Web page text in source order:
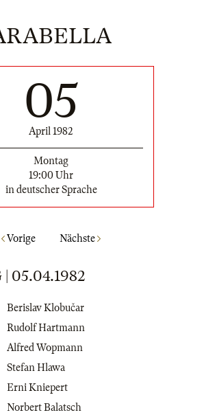
05
April 1982
Montag
19:00 Uhr
in deutscher Sprache
Vorige Nächste
05.04.1982
Berislav Klobučar
Rudolf Hartmann
Alfred Wopmann
Stefan Hlawa
Erni Kniepert
Norbert Balatsch